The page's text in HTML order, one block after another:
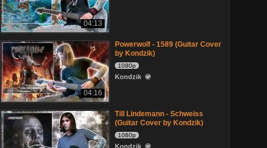
04:13
04:16
Powerwolf - 1589 (Guitar Cover
by Kondzik)
1080p
Kondzik
Till Lindemann - Schweiss
(Guitar Cover by Kondzik)
1080p
Kondzik